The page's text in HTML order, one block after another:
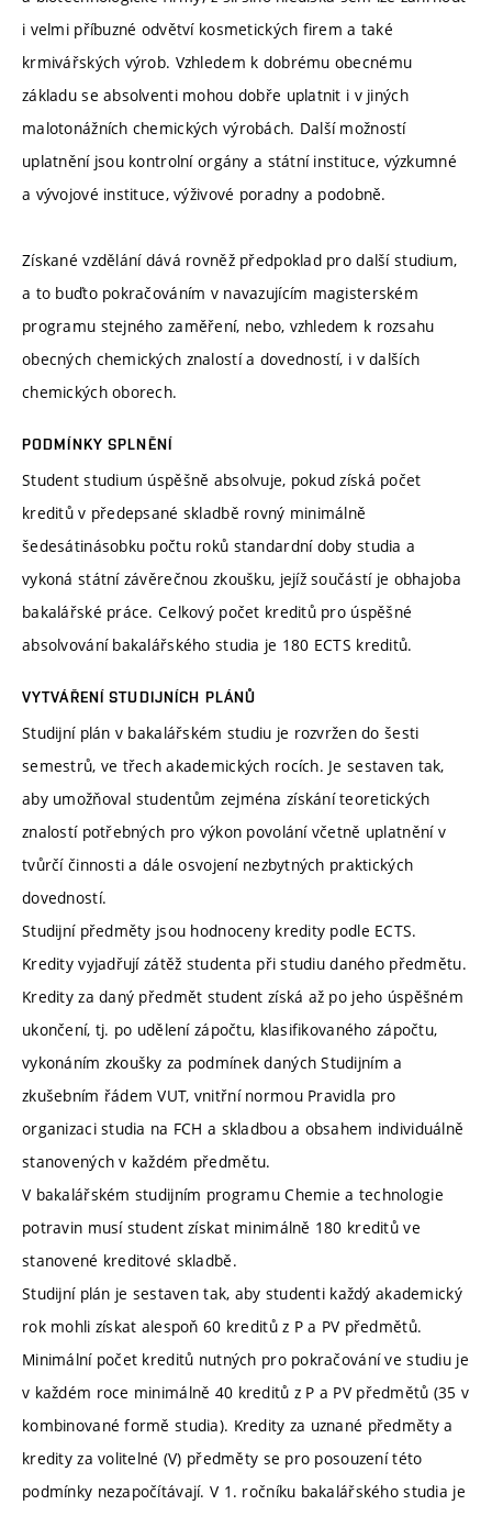
i velmi příbuzné odvětví kosmetických firem a také
krmivářských výrob. Vzhledem k dobrému obecnému
základu se absolventi mohou dobře uplatnit i v jiných
malotonážních chemických výrobách. Další možností
uplatnění jsou kontrolní orgány a státní instituce, výzkumné
a vývojové instituce, výživové poradny a podobně.
Získané vzdělání dává rovněž předpoklad pro další studium,
a to buďto pokračováním v navazujícím magisterském
programu stejného zaměření, nebo, vzhledem k rozsahu
obecných chemických znalostí a dovedností, i v dalších
chemických oborech.
PODMÍNKY SPLNĚNÍ
Student studium úspěšně absolvuje, pokud získá počet
kreditů v předepsané skladbě rovný minimálně
šedesátinásobku počtu roků standardní doby studia a
vykoná státní závěrečnou zkoušku, jejíž součástí je obhajoba
bakalářské práce. Celkový počet kreditů pro úspěšné
absolvování bakalářského studia je 180 ECTS kreditů.
VYTVÁŘENÍ STUDIJNÍCH PLÁNŮ
Studijní plán v bakalářském studiu je rozvržen do šesti
semestrů, ve třech akademických rocích. Je sestaven tak,
aby umožňoval studentům zejména získání teoretických
znalostí potřebných pro výkon povolání včetně uplatnění v
tvůrčí činnosti a dále osvojení nezbytných praktických
dovedností.
Studijní předměty jsou hodnoceny kredity podle ECTS.
Kredity vyjadřují zátěž studenta při studiu daného předmětu.
Kredity za daný předmět student získá až po jeho úspěšném
ukončení, tj. po udělení zápočtu, klasifikovaného zápočtu,
vykonáním zkoušky za podmínek daných Studijním a
zkušebním řádem VUT, vnitřní normou Pravidla pro
organizaci studia na FCH a skladbou a obsahem individuálně
stanovených v každém předmětu.
V bakalářském studijním programu Chemie a technologie
potravin musí student získat minimálně 180 kreditů ve
stanovené kreditové skladbě.
Studijní plán je sestaven tak, aby studenti každý akademický
rok mohli získat alespoň 60 kreditů z P a PV předmětů.
Minimální počet kreditů nutných pro pokračování ve studiu je
v každém roce minimálně 40 kreditů z P a PV předmětů (35 v
kombinované formě studia). Kredity za uznané předměty a
kredity za volitelné (V) předměty se pro posouzení této
podmínky nezapočítávají. V 1. ročníku bakalářského studia je